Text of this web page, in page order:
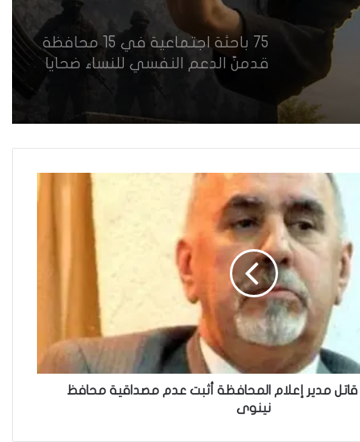
75 باحثة اجتماعية في 15 محافظة
قدمنّ الدعم النفسي للنساء ضحايا
العنف في العراق
العراقية تكسر القيد نحو فضاء
الحرية
“كون آي” لماذا تركت وظيفتها
الحكومية وفتحت مطعم ؟
نينوى تسجل اعلى رقم بتصديق
قاتل مدير إعلام المحافظة أثبت عدم مصداقية محافظ
نينوى